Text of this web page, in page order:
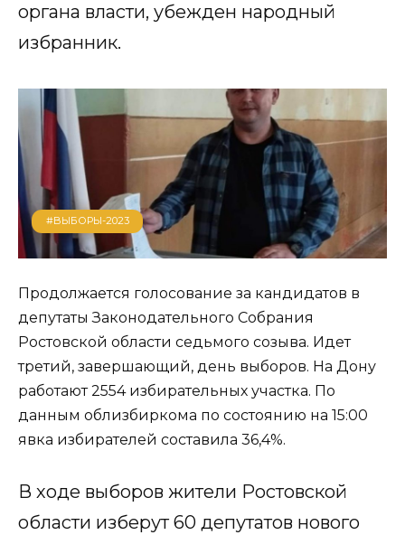
органа власти, убежден народный
избранник.
#ВЫБОРЫ-2023
Продолжается голосование за кандидатов в
депутаты Законодательного Собрания
Ростовской области седьмого созыва. Идет
третий, завершающий, день выборов. На Дону
работают 2554 избирательных участка. По
данным облизбиркома по состоянию на 15:00
явка избирателей составила 36,4%.
В ходе выборов жители Ростовской
области изберут 60 депутатов нового